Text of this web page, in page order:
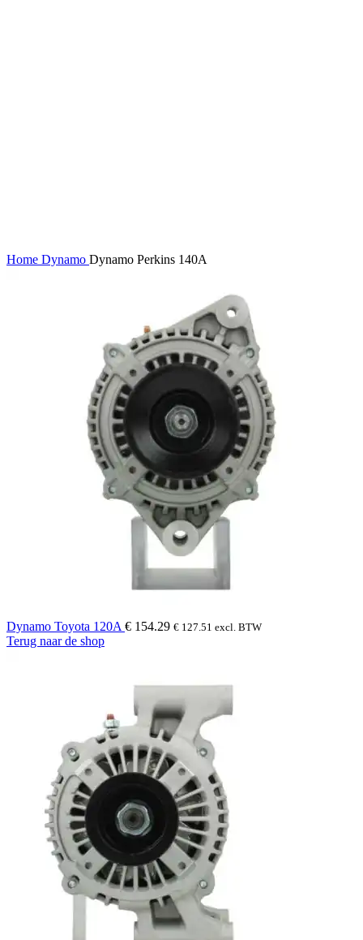
Home Dynamo Dynamo Perkins 140A
Dynamo Toyota 120A € 154.29 € 127.51 excl. BTW
Terug naar de shop